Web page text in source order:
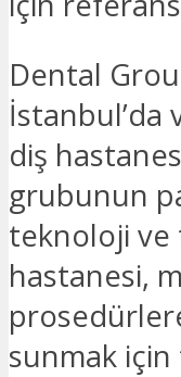
Dental
İstanbul’da
diş
grubunun
teknoloji ve
hastanesi,
sunmak için